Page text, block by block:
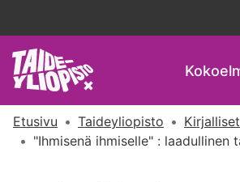
Etusivu Taideyliopisto